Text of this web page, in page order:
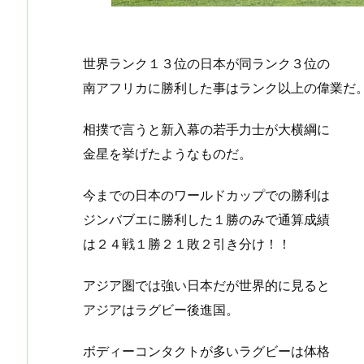
世界ランク１３位の日本が同ランク３位の
南アフリカに勝利した事はランク以上の偉業だ
相撲で言うと新入幕の若手力士が大横綱に
金星を挙げたようなものだ。
今までの日本のワールドカップでの勝利は
ジンバブエに勝利した１勝のみで通算成績
は２４戦１勝２１敗２引き分け！！
アジア圏では強い日本だが世界的に見ると
アジアはラグビー後進国。
ボディーコンタクトが多いラグビーは体格